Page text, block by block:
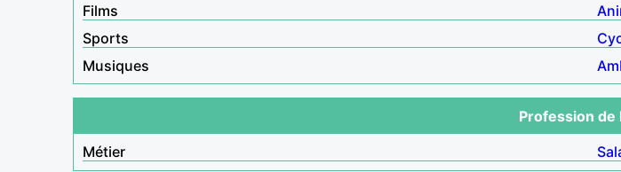
Films
Sports
Musiques
Profession de
Métier